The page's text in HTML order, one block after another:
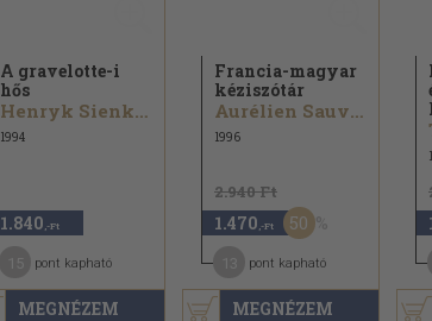
MEGNÉZEM
A gravelotte-i
hős
Henryk Sienkiewicz
1994
1.840 ,-Ft
pont kapható
MEGNÉZEM
Francia-magyar
kéziszótár
Aurélien Sauvageot
1996
2.940 Ft
1.470 ,-Ft 50
pont kapható